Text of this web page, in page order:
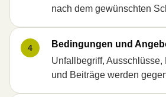
nach dem gewünschten
4
Bedingungen und
Unfallbegriff, Ausschlüsse,
und Beiträge werden